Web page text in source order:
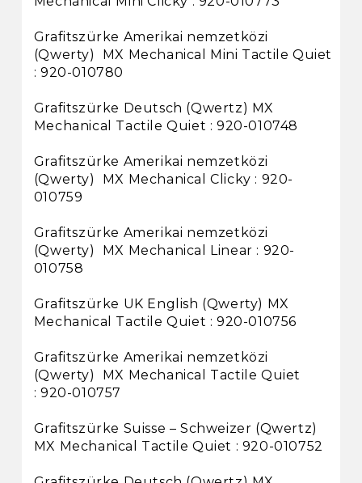
Grafitszürke Amerikai nemzetközi
(Qwerty) MX Mechanical Mini Tactile Quiet
: 920-010780
Grafitszürke Deutsch (Qwertz) MX
Mechanical Tactile Quiet : 920-010748
Grafitszürke Amerikai nemzetközi
(Qwerty) MX Mechanical Clicky : 920-
010759
Grafitszürke Amerikai nemzetközi
(Qwerty) MX Mechanical Linear : 920-
010758
Grafitszürke UK English (Qwerty) MX
Mechanical Tactile Quiet : 920-010756
Grafitszürke Amerikai nemzetközi
(Qwerty) MX Mechanical Tactile Quiet
: 920-010757
Grafitszürke Suisse – Schweizer (Qwertz)
MX Mechanical Tactile Quiet : 920-010752